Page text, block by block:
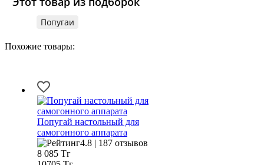
Попугаи
Похожие товары:
Попугай настольный для
самогонного аппарата
4.8 | 187 отзывов
8 085 Тг